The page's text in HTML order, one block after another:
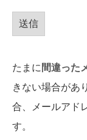
たまに 間違った
きない場合があ
合、メールアド
す。